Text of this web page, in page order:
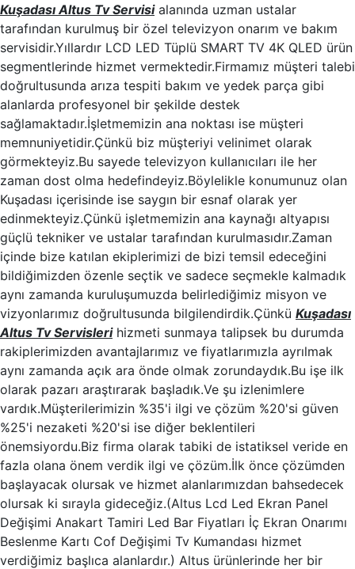
Kuşadası Altus Tv Servisialanında uzman ustalar
tarafından kurulmuş bir özel televizyon onarım ve bakım
servisidir.Yıllardır LCD LED Tüplü SMART TV 4K QLED ürün
segmentlerinde hizmet vermektedir.Firmamız müşteri talebi
doğrultusunda arıza tespiti bakım ve yedek parça gibi
alanlarda profesyonel bir şekilde destek
sağlamaktadır.İşletmemizin ana noktası ise müşteri
memnuniyetidir.Çünkü biz müşteriyi velinimet olarak
görmekteyiz.Bu sayede televizyon kullanıcıları ile her
zaman dost olma hedefindeyiz.Böylelikle konumunuz olan
Kuşadası içerisinde ise saygın bir esnaf olarak yer
edinmekteyiz.Çünkü işletmemizin ana kaynağı altyapısı
güçlü tekniker ve ustalar tarafından kurulmasıdır.Zaman
içinde bize katılan ekiplerimizi de bizi temsil edeceğini
bildiğimizden özenle seçtik ve sadece seçmekle kalmadık
aynı zamanda kuruluşumuzda belirlediğimiz misyon ve
vizyonlarımız doğrultusunda bilgilendirdik.Çünkü Kuşadası
Altus Tv Servislerihizmeti sunmaya talipsek bu durumda
rakiplerimizden avantajlarımız ve fiyatlarımızla ayrılmak
aynı zamanda açık ara önde olmak zorundaydık.Bu işe ilk
olarak pazarı araştırarak başladık.Ve şu izlenimlere
vardık.Müşterilerimizin %35'i ilgi ve çözüm %20'si güven
%25'i nezaketi %20'si ise diğer beklentileri
önemsiyordu.Biz firma olarak tabiki de istatiksel veride en
fazla olana önem verdik ilgi ve çözüm.İlk önce çözümden
başlayacak olursak ve hizmet alanlarımızdan bahsedecek
olursak ki sırayla gideceğiz.(Altus Lcd Led Ekran Panel
Değişimi Anakart Tamiri Led Bar Fiyatları İç Ekran Onarımı
Beslenme Kartı Cof Değişimi Tv Kumandası hizmet
verdiğimiz başlıca alanlardır.) Altus ürünlerinde her bir